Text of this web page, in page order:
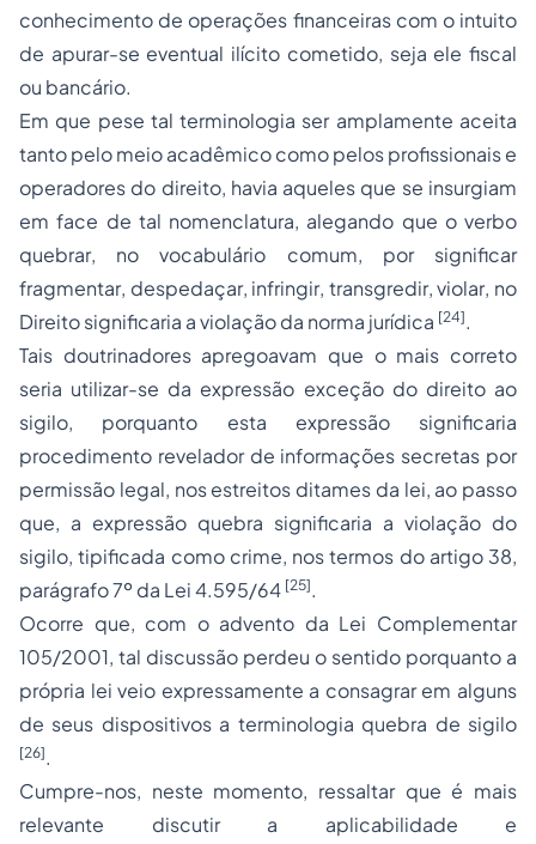
conhecimento de operações financeiras com o intuito
de apurar-se eventual ilícito cometido, seja ele fiscal
ou bancário.
Em que pese tal terminologia ser amplamente aceita
tanto pelo meio acadêmico como pelos profissionais e
operadores do direito, havia aqueles que se insurgiam
em face de tal nomenclatura, alegando que o verbo
quebrar, no vocabulário comum, por significar
fragmentar, despedaçar, infringir, transgredir,violar, no
Direito significaria a violação da norma jurídica [24].
Tais doutrinadores apregoavam que o mais correto
seria utilizar-se da expressão exceçãodo direito ao
sigilo, porquanto esta expressão significaria
procedimento revelador de informações secretas por
permissão legal, nos estreitos ditames da lei, ao passo
que, a expressão quebra significaria a violação do
sigilo, tipificada como crime, nos termos do artigo 38,
parágrafo 7º da Lei 4.595/64 [25].
Ocorre que, com o advento da Lei Complementar
105/2001, tal discussão perdeu o sentido porquanto a
própria lei veio expressamente a consagrar em alguns
de seus dispositivos a terminologia quebra de sigilo
[26].
Cumpre-nos, neste momento, ressaltar que é mais
relevante discutir a aplicabilidade e